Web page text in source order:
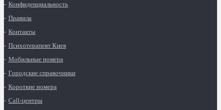
Конфиденциальность
Правила
Контакты
Психотерапевт Киев
Мобильные номера
Городские справочники
Короткие номера
Call-центры